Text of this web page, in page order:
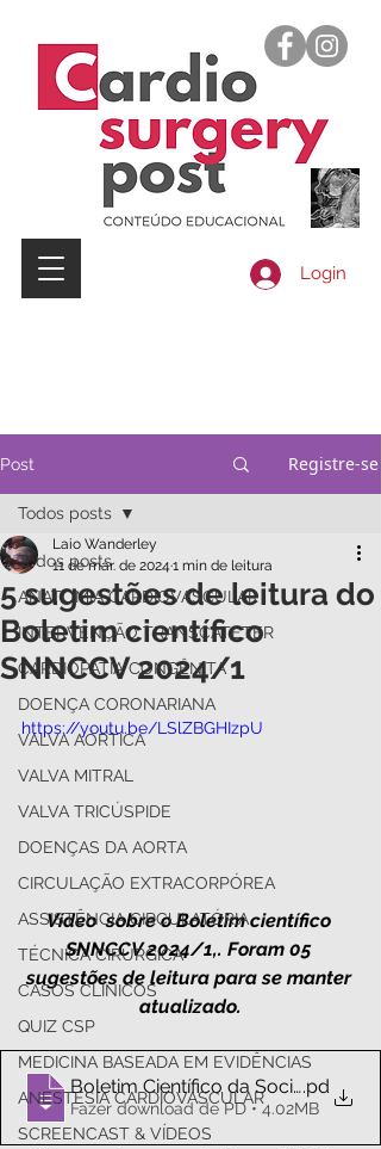
Login
Post Registre-se
Todos posts
ANATOMIA CARDIOVASCULAR
INTERVENÇÃO TRANSCATETER
CARDIOPATIA CONGÊNITA
DOENÇA CORONARIANA
VALVA AÓRTICA
VALVA MITRAL
VALVA TRICÚSPIDE
DOENÇAS DA AORTA
CIRCULAÇÃO EXTRACORPÓREA
ASSISTÊNCIA CIRCULATÓRIA
TÉCNICA CIRÚRGICA
CASOS CLÍNICOS
QUIZ CSP
MEDICINA BASEADA EM EVIDÊNCIAS
ANESTESIA CARDIOVASCULAR
SCREENCAST & VÍDEOS
Todos posts
5 sugestões de leitura do
Boletim científico
SNNCCV 2024/1
Laio Wanderley
11 de mar. de 2024 1 min de leitura
https://youtu.be/LSlZBGHIzpU
Vídeo  sobre o Boletim científico
SNNCCV 2024/1,. Foram 05
sugestões de leitura para se manter
atualizado.
Boletim Científico da Sociedade
.pd
Fazer download de PD • 4.02MB